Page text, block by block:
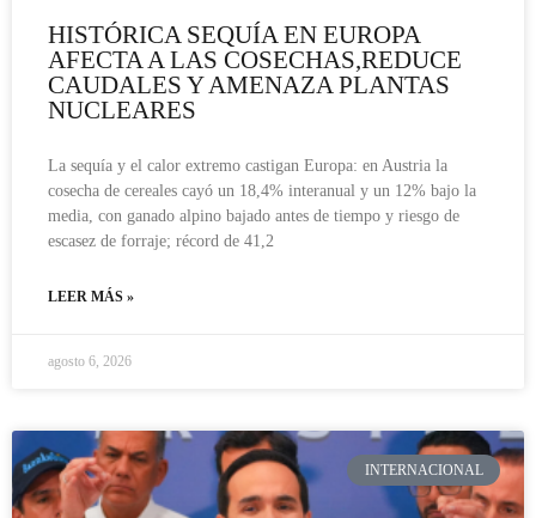
HISTÓRICA SEQUÍA EN EUROPA
AFECTA A LAS COSECHAS,REDUCE
CAUDALES Y AMENAZA PLANTAS
NUCLEARES
La sequía y el calor extremo castigan Europa: en Austria la
cosecha de cereales cayó un 18,4% interanual y un 12% bajo la
media, con ganado alpino bajado antes de tiempo y riesgo de
escasez de forraje; récord de 41,2
LEER MÁS »
agosto 6, 2026
INTERNACIONAL